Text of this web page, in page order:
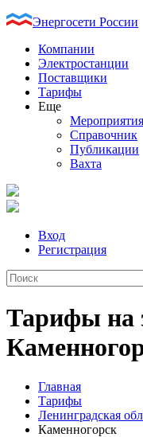
Энергосети России
Компании
Электростанции
Поставщики
Тарифы
Еще
Мероприятия
Справочник
Публикации
Вахта
Вход
Регистрация
Тарифы на
Главная
Тарифы
Ленинградская
Каменногорск